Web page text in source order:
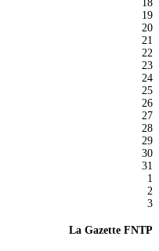
18
19
20
21
22
23
24
25
26
27
28
29
30
31
1
2
3
La Gazette FNTP